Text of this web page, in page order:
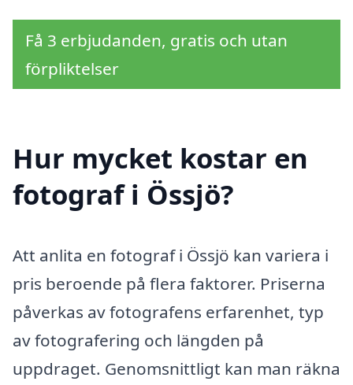
Få 3 erbjudanden, gratis och utan
förpliktelser
Hur mycket kostar en
fotograf i Össjö?
Att anlita en fotograf i Össjö kan variera i
pris beroende på flera faktorer. Priserna
påverkas av fotografens erfarenhet, typ
av fotografering och längden på
uppdraget. Genomsnittligt kan man räkna